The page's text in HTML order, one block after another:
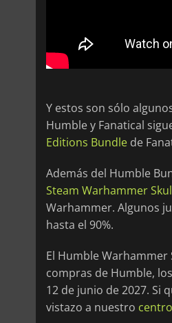
Y estos son sólo
Humble y Fanatical
Editions Bundle de
Además del Humble
Steam Warhammer
Warhammer. Algunos
hasta el 90%.
El Humble Warhammer
compras de Humble,
12 de junio de 2027. Si
vistazo a nuestro